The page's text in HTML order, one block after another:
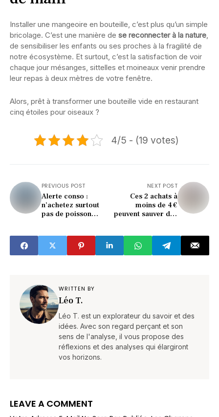
Installer une mangeoire en bouteille, c’est plus qu’un simple
bricolage. C’est une manière de se reconnecter à la nature,
de sensibiliser les enfants ou ses proches à la fragilité de
notre écosystème. Et surtout, c’est la satisfaction de voir
chaque jour mésanges, sittelles et moineaux venir prendre
leur repas à deux mètres de votre fenêtre.
Alors, prêt à transformer une bouteille vide en restaurant
cinq étoiles pour oiseaux ?
4/5 - (19 votes)
PREVIOUS POST
Alerte conso :
n’achetez surtout
pas de poisson
pourquoi)
NEXT POST
Ces 2 achats à
moins de 4 €
peuvent sauver des
pas)
WRITTEN BY
Léo T.
Léo T. est un explorateur du savoir et des
idées. Avec son regard perçant et son
sens de l'analyse, il vous propose des
réflexions et des analyses qui élargiront
vos horizons.
LEAVE A COMMENT